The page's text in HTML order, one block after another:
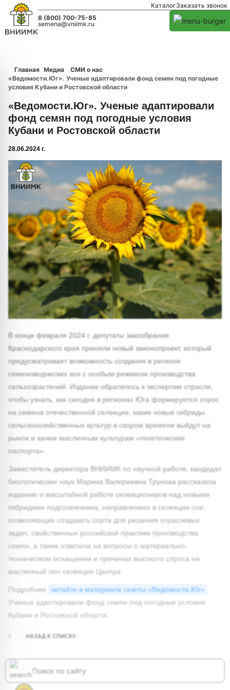
КаталогЗаказать звонок
8 (800) 700-75-85
semena@vniimk.ru
Главная Медиа
СМИ о нас
«Ведомости.Юг». Ученые адаптировали фонд семян под погодные
условия Кубани и Ростовской области
«Ведомости.Юг». Ученые адаптировали
фонд семян под погодные условия
Кубани и Ростовской области
28.06.2024 г.
1/0
В конце февраля 2024 г. депутаты заксобрания
Краснодарского края приняли новый законопроект, который
предусматривает возможность создания в регионе
семеноводческих зон с особым режимом производства
сельхозрастений. Издание обратилось к экспертам отрасли,
чтобы узнать, как сегодня в регионах Юга формируется спрос
на семена отечественной селекции, какие новые гибриды
сельскохозяйственных культур в скором времени выйдут на
рынок и зачем масличным культурам «генетические
паспорта».
Заместитель директора ВНИИМК по научной работе, кандидат
биологических наук Марина Валериевна Трунова рассказала
изданию о масштабной работе селекционеров над новыми
гибридами подсолнечника, направлениях в селекции сои,
позволяющих создавать сорта для решения отраслевых
задач, свойственных российской практике производства
семян, а также ответила на вопросы о материально-
техническом оснащении и причинах высокого спроса на
масличный лен селекции Центра.
Подробнее
читайте в материале газеты «Ведомости.Юг»
Ученые адаптировали фонд семян под погодные условия
Кубани и Ростовской области.
НАЗАД К СПИСКУ